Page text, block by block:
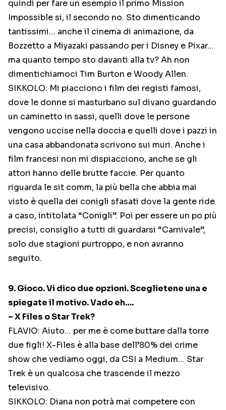
quindi per fare un esempio il primo Mission
Impossible si, il secondo no. Sto dimenticando
tantissimi… anche il cinema di animazione, da
Bozzetto a Miyazaki passando per i Disney e Pixar…
ma quanto tempo sto davanti alla tv? Ah non
dimentichiamoci Tim Burton e Woody Allen.
SIKKOLO: Mi piacciono i film dei registi famosi,
dove le donne si masturbano sul divano guardando
un caminetto in sassi, quelli dove le persone
vengono uccise nella doccia e quelli dove i pazzi in
una casa abbandonata scrivono sui muri. Anche i
film francesi non mi dispiacciono, anche se gli
attori hanno delle brutte faccie. Per quanto
riguarda le sit comm, la più bella che abbia mai
visto è quella dei conigli sfasati dove la gente ride
a caso, intitolata “Conigli”. Poi per essere un po più
precisi, consiglio a tutti di guardarsi “Carnivale”,
solo due stagioni purtroppo, e non avranno
seguito.
9. Gioco. Vi dico due opzioni. Sceglietene una e
spiegate il motivo. Vado eh….
– X Files o Star Trek?
FLAVIO: Aiuto… per me è come buttare dalla torre
due figli! X-Files è alla base dell’80% dei crime
show che vediamo oggi, da CSI a Medium… Star
Trek è un qualcosa che trascende il mezzo
televisivo.
SIKKOLO: Diana non potrà mai competere con